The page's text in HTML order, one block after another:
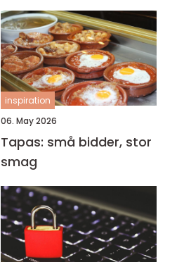
inspiration
06. May 2026
Tapas: små bidder, stor
smag